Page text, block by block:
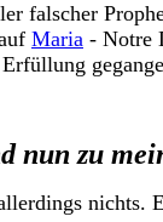
falscher
Maria - Notre
nun zu
nichts.